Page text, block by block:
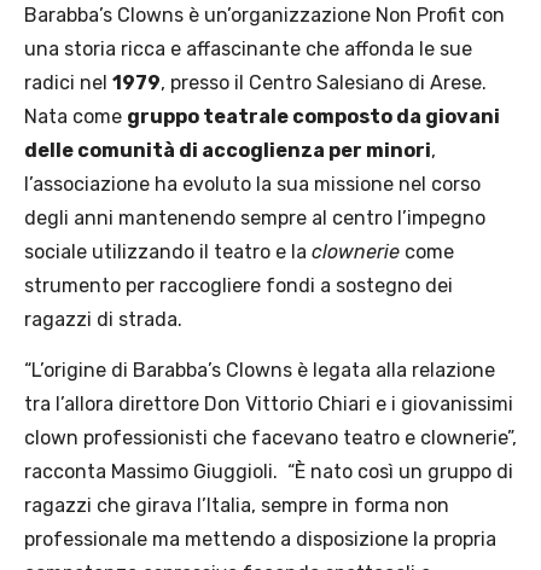
Barabba’s Clowns è un’organizzazione Non Profit con
una storia ricca e affascinante che affonda le sue
radici nel 1979, presso il Centro Salesiano di Arese.
Nata come gruppo teatrale composto da giovani
delle comunità di accoglienza per minori,
l’associazione ha evoluto la sua missione nel corso
degli anni mantenendo sempre al centro l’impegno
sociale utilizzando il teatro e la clownerie come
strumento per raccogliere fondi a sostegno dei
ragazzi di strada.
“L’origine di Barabba’s Clowns è legata alla relazione
tra l’allora direttore Don Vittorio Chiari e i giovanissimi
clown professionisti che facevano teatro e clownerie”,
racconta Massimo Giuggioli. “È nato così un gruppo di
ragazzi che girava l’Italia, sempre in forma non
professionale ma mettendo a disposizione la propria